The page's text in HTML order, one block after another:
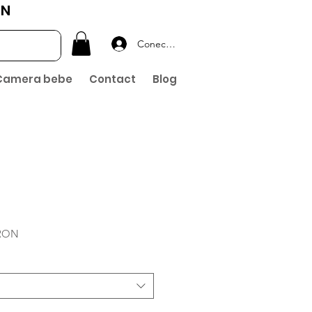
Conectează-te
bebe Contact Blog